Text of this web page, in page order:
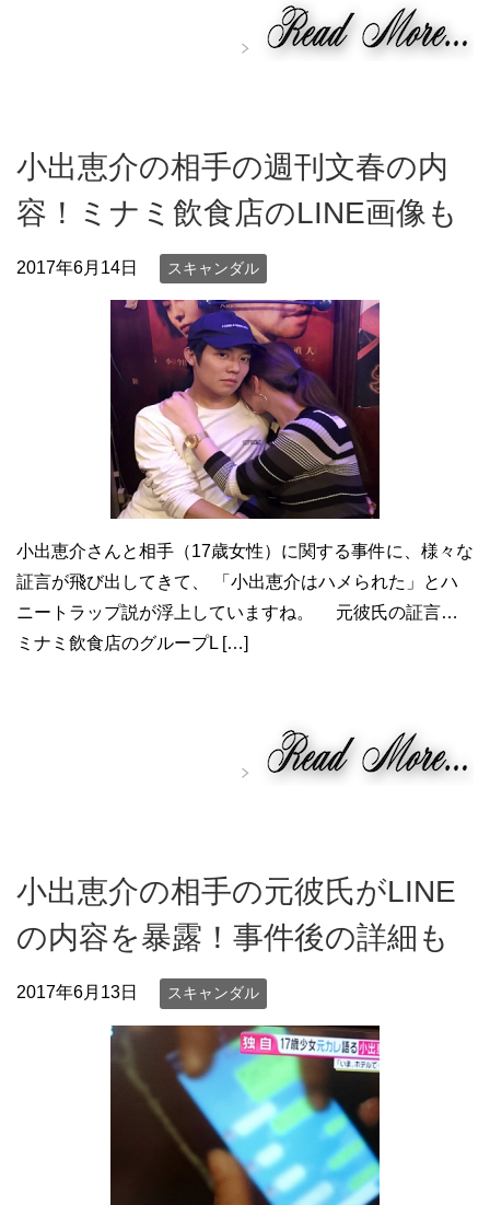
小出恵介の相手の週刊文春の内
容！ミナミ飲食店のLINE画像も
2017年6月14日 スキャンダル
小出恵介さんと相手（17歳女性）に関する事件に、様々な
証言が飛び出してきて、 「小出恵介はハメられた」とハ
ニートラップ説が浮上していますね。 元彼氏の証言…
ミナミ飲食店のグループL […]
小出恵介の相手の元彼氏がLINE
の内容を暴露！事件後の詳細も
2017年6月13日 スキャンダル